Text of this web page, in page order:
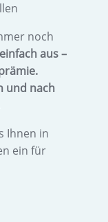
noch
aus –
und nach
Ihnen in
ein für